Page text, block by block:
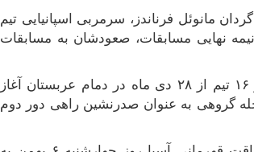
به پایان رسید و شاگردان مانوئل فرناندز، سرمربی اسپانیایی تیم
نهایی مسابقات، صعودشان به مسابقات
بیستمین دوره مسابقات هندبال قهرمانی مردان آسیا با حضور ۱۶ تیم از ۲۸ دی ماه در دمام عربستان آغاز
گروهی به عنوان صدرنشین راهی دور دوم